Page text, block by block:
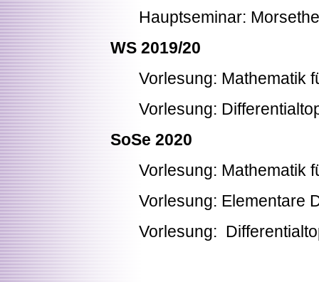
Hauptseminar:
WS 2019/20
Vorlesung: Mathematik
Vorlesung:
SoSe 2020
Vorlesung: Mathematik
Vorlesung: Elementare
Vorlesung: